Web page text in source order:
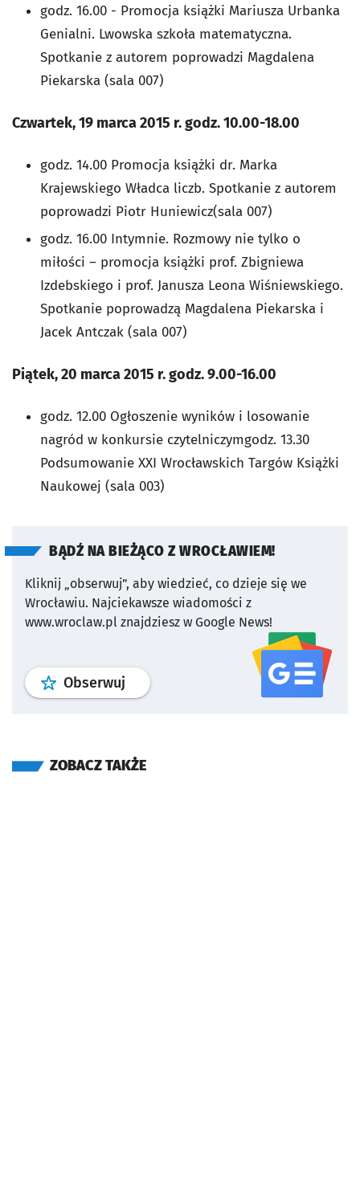
godz. 16.00 - Promocja książki Mariusza Urbanka
Genialni. Lwowska szkoła matematyczna.
Spotkanie z autorem poprowadzi Magdalena
Piekarska (sala 007)
Czwartek, 19 marca 2015 r. godz. 10.00-18.00
godz. 14.00 Promocja książki dr. Marka
Krajewskiego Władca liczb. Spotkanie z autorem
poprowadzi Piotr Huniewicz(sala 007)
godz. 16.00 Intymnie. Rozmowy nie tylko o
miłości – promocja książki prof. Zbigniewa
Izdebskiego i prof. Janusza Leona Wiśniewskiego.
Spotkanie poprowadzą Magdalena Piekarska i
Jacek Antczak (sala 007)
Piątek, 20 marca 2015 r. godz. 9.00-16.00
godz. 12.00 Ogłoszenie wyników i losowanie
nagród w konkursie czytelniczymgodz. 13.30
Podsumowanie XXI Wrocławskich Targów Książki
Naukowej (sala 003)
BĄDŹ NA BIEŻĄCO Z WROCŁAWIEM!
Kliknij „obserwuj”, aby wiedzieć, co dzieje się we
Wrocławiu. Najciekawsze wiadomości z
www.wroclaw.pl znajdziesz w Google News!
Obserwuj profil serwisu
ZOBACZ TAKŻE